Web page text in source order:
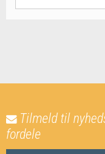
Tilmeld til
fordele